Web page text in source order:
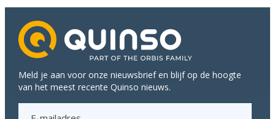
Nederlandse
laten
de
meerwaarde
zien
Meld je aan voor onze nieuwsbrief en blijf op de hoogte
van het meest recente Quinso nieuws.